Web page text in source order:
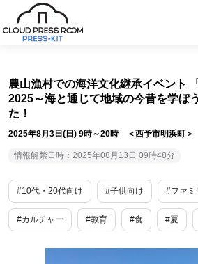
農山漁村での海洋文化継承イベント
2025～海と通じて地域の今昔を学ぼ
た！
2025年8月3日(日) 9時～20時 ＜西予市明浜町＞
情報解禁日時：2025年08月13日 09時48分
#10代・20代向け #子供向け #ファミ
#カルチャー #教育 #食 #夏